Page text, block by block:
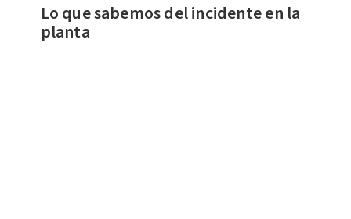
Lo que sabemos del incidente en la
planta